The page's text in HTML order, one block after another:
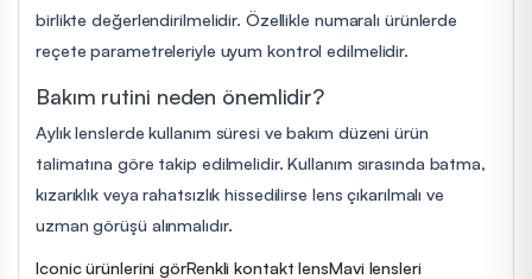
birlikte değerlendirilmelidir. Özellikle numaralı ürünlerde
reçete parametreleriyle uyum kontrol edilmelidir.
Bakım rutini neden önemlidir?
Aylık lenslerde kullanım süresi ve bakım düzeni ürün
talimatına göre takip edilmelidir. Kullanım sırasında batma,
kızarıklık veya rahatsızlık hissedilirse lens çıkarılmalı ve
uzman görüşü alınmalıdır.
Iconic ürünlerini görRenkli kontakt lensMavi lensleri